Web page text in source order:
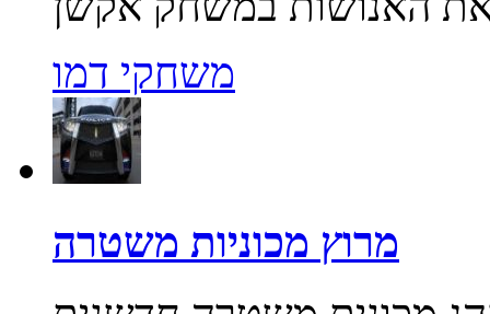
משחקי דמו
מרוץ מכוניות משטרה